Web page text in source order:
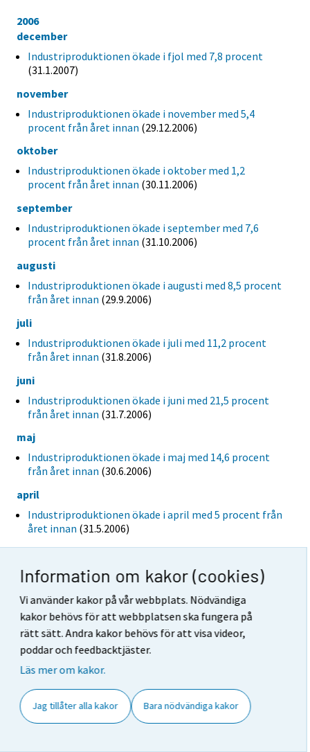
Information om kakor (cookies)
Vi använder kakor på vår webbplats. Nödvändiga
kakor behövs för att webbplatsen ska fungera på
rätt sätt. Andra kakor behövs för att visa videor,
poddar och feedbacktjäster.
Läs mer om kakor.
Jag tillåter alla kakor Bara nödvändiga kakor
2006
december
Industriproduktionen ökade i fjol med 7,8 procent
(31.1.2007)
november
Industriproduktionen ökade i november med 5,4
procent från året innan (29.12.2006)
oktober
Industriproduktionen ökade i oktober med 1,2
procent från året innan (30.11.2006)
september
Industriproduktionen ökade i september med 7,6
procent från året innan (31.10.2006)
augusti
Industriproduktionen ökade i augusti med 8,5 procent
från året innan (29.9.2006)
juli
Industriproduktionen ökade i juli med 11,2 procent
från året innan (31.8.2006)
juni
Industriproduktionen ökade i juni med 21,5 procent
från året innan (31.7.2006)
maj
Industriproduktionen ökade i maj med 14,6 procent
från året innan (30.6.2006)
april
Industriproduktionen ökade i april med 5 procent från
året innan (31.5.2006)
mars
Industriproduktionen ökade i mars med 3,1 procent
från året innan (28.4.2006)
Industriproduktionen ökade i februari med 3,1
procent från året innan
januari
Industriproduktionen ökade i januari med 0,9 procent
från året innan (28.2.2006)